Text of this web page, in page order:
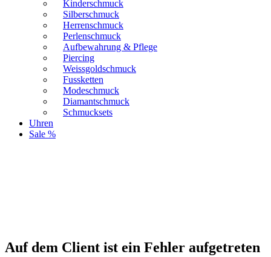
Kinderschmuck
Silberschmuck
Herrenschmuck
Perlenschmuck
Aufbewahrung & Pflege
Piercing
Weissgoldschmuck
Fussketten
Modeschmuck
Diamantschmuck
Schmucksets
Uhren
Sale %
Auf dem Client ist ein Fehler aufgetreten